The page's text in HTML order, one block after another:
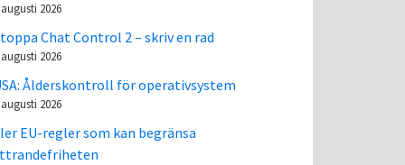
2026
Chat Control 2 – skriv en rad
2026
Ålderskontroll för operativsystem
2026
EU-regler som kan begränsa